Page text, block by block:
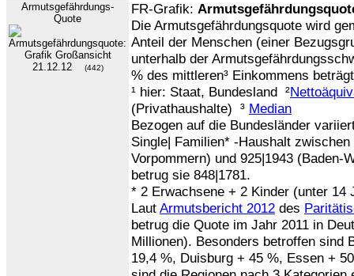
Armutsgefährdungs-
Quote
21.12.12 (442)
FR-Grafik:
Die Armutsgefährdungsquote wird
Anteil der Menschen (einer
unterhalb der
% des mittleren³ Einkommens
¹ hier: Staat, Bundesland ²
(Privathaushalte) ³ Median
Bezogen auf die Bundesländer
Single| Familien* -Haushalt
Vorpommern) und 925|1943 (Baden-
betrug sie 848|1781.
* 2 Erwachsene + 2 Kinder (unter 14
Laut Armutsbericht 2012 des
betrug die Quote im Jahr 2011 in
Millionen). Besonders betroffen sind
19,4 %, Duisburg + 45 %, Essen +